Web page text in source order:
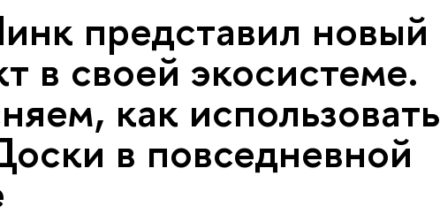
представил новый
в своей экосистеме.
как использовать
в повседневной